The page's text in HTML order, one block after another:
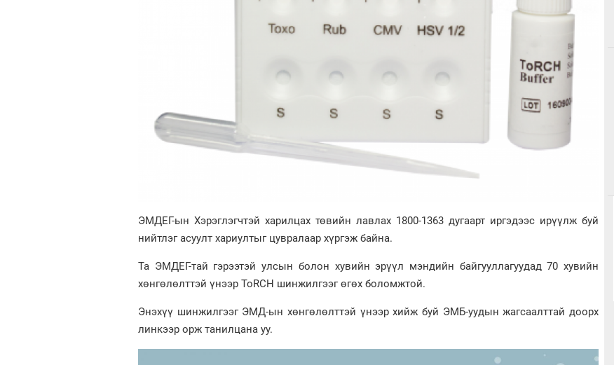
ЭМДЕГ-ын Хэрэглэгчтэй харилцах төвийн лавлах 1800-1363 дугаарт иргэдээс ирүүлж буй
нийтлэг асуулт хариултыг цувралаар хүргэж байна.
Та ЭМДЕГ-тай гэрээтэй улсын болон хувийн эрүүл мэндийн байгууллагуудад 70 хувийн
хөнгөлөлттэй үнээр ToRCH шинжилгээг өгөх боломжтой.
Энэхүү шинжилгээг ЭМД-ын хөнгөлөлттэй үнээр хийж буй ЭМБ-уудын жагсаалттай доорх
линкээр орж танилцана уу.